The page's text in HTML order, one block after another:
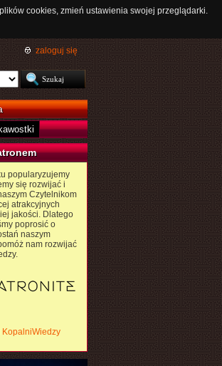
cookies, zmień ustawienia swojej przeglądarki.
zaloguj się
popularyzujemy
się rozwijać i
Czytelnikom
atrakcyjnych
jakości. Dlatego
poprosić o
naszym
nam rozwijać
KopalniWiedzy